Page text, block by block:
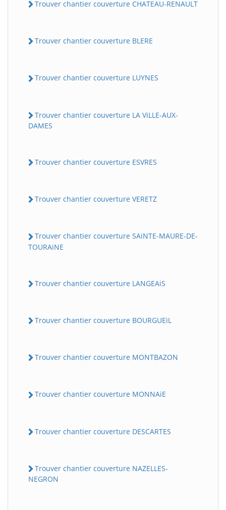
Trouver chantier couverture CHATEAU-RENAULT
Trouver chantier couverture BLERE
Trouver chantier couverture LUYNES
Trouver chantier couverture LA ViLLE-AUX-
DAMES
Trouver chantier couverture ESVRES
Trouver chantier couverture VERETZ
Trouver chantier couverture SAiNTE-MAURE-DE-
TOURAiNE
Trouver chantier couverture LANGEAiS
Trouver chantier couverture BOURGUEiL
Trouver chantier couverture MONTBAZON
Trouver chantier couverture MONNAiE
Trouver chantier couverture DESCARTES
Trouver chantier couverture NAZELLES-
NEGRON